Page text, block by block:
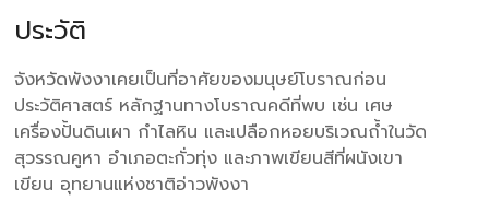
ประวัติ
จังหวัดพังงาเคยเป็นที่อาศัยของมนุษย์โบราณก่อน
ประวัติศาสตร์ หลักฐานทางโบราณคดีที่พบ เช่น เศษ
เครื่องปั้นดินเผา กำไลหิน และเปลือกหอยบริเวณถ้ำในวัด
สุวรรณคูหา อำเภอตะกั่วทุ่ง และภาพเขียนสีที่ผนังเขา
เขียน อุทยานแห่งชาติอ่าวพังงา